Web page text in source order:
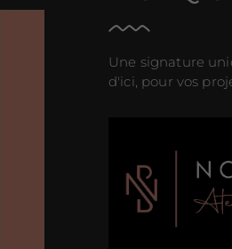
Une signature
d'ici, pour vos